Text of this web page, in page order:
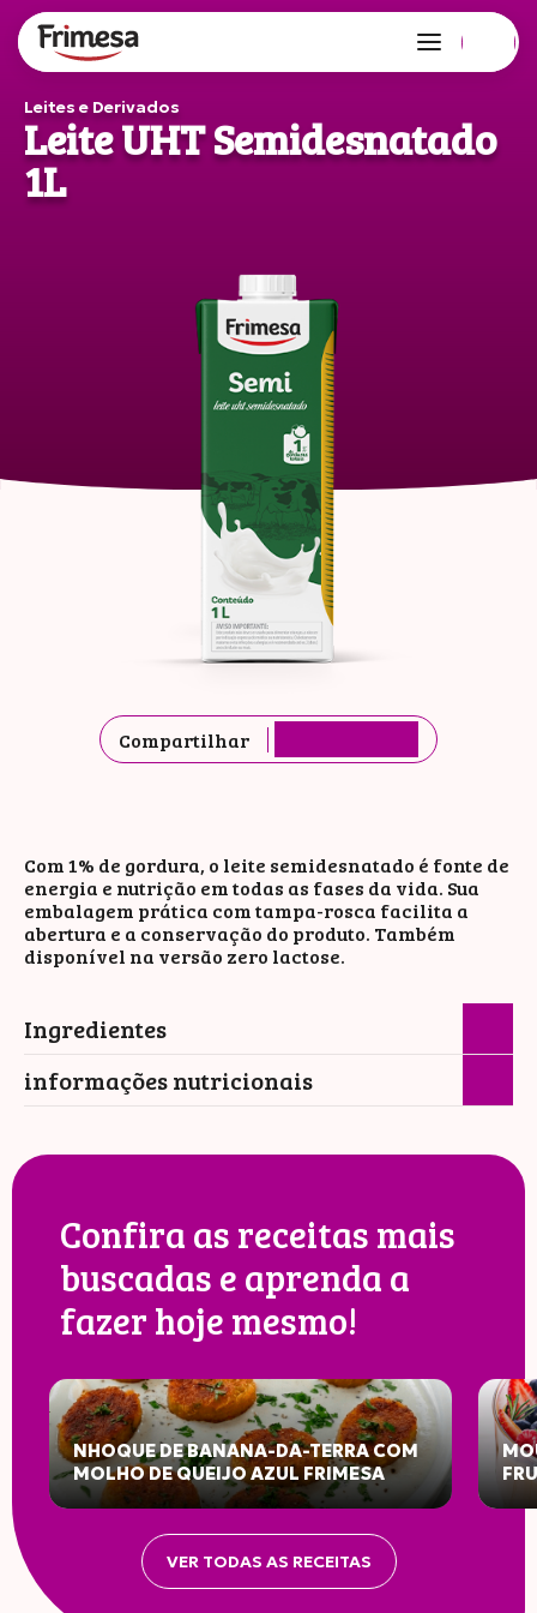
Leites e Derivados
Leite UHT Semidesnatado
1L
Ingredientes
informações nutricionais
Com 1% de gordura, o leite semidesnatado é fonte de
energia e nutrição em todas as fases da vida. Sua
embalagem prática com tampa-rosca facilita a
abertura e a conservação do produto. Também
disponível na versão zero lactose.
Compartilhar
Confira as receitas mais
buscadas e aprenda a
fazer hoje mesmo!
NHOQUE DE BANANA-DA-TERRA COM
MOLHO DE QUEIJO AZUL FRIMESA
VER TODAS AS RECEITAS
INFORMAÇÃO NUTRICIONAL